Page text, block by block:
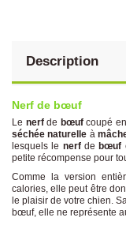
Description
Nerf de bœuf
Le nerfde bœufcoupé
séchée naturelle à
lesquels le nerfdebœuf
petite récompense pour
Comme la version
calories, elle peut être
le plaisir de votre chien.
bœuf, elle ne représente